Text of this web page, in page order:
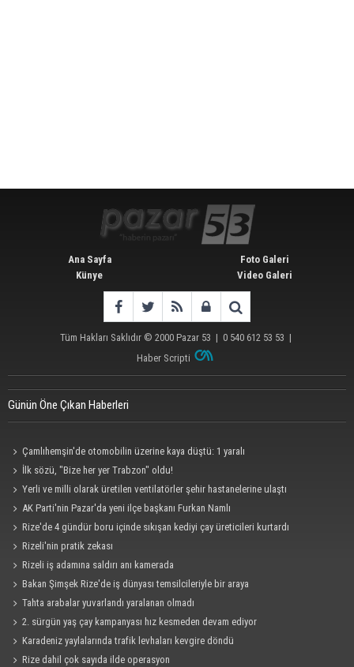
Ana Sayfa
Künye
Foto Galeri
Video Galeri
Tüm Hakları Saklıdır © 2000 Pazar 53 | 0 540 612 53 53 |
Haber Scripti
Günün Öne Çıkan Haberleri
Çamlıhemşin'de otomobilin üzerine kaya düştü: 1 yaralı
İlk sözü, "Bize her yer Trabzon" oldu!
Yerli ve milli olarak üretilen ventilatörler şehir hastanelerine ulaştı
AK Parti'nin Pazar'da yeni ilçe başkanı Furkan Namlı
Rize'de 4 gündür boru içinde sıkışan kediyi çay üreticileri kurtardı
Rizeli'nin pratik zekası
Rizeli iş adamına saldırı anı kamerada
Bakan Şimşek Rize'de iş dünyası temsilcileriyle bir araya
Tahta arabalar yuvarlandı yaralanan olmadı
2. sürgün yaş çay kampanyası hız kesmeden devam ediyor
Karadeniz yaylalarında trafik levhaları kevgire döndü
Rize dahil çok sayıda ilde operasyon